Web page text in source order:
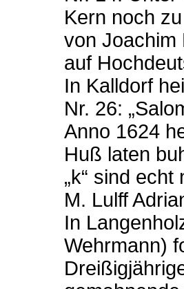
Kern noch
von Joachim
auf
In Kalldorf
Nr. 26:
Anno 1624
Huß laten
„k“ sind
M. Lulff
In
Wehrmann)